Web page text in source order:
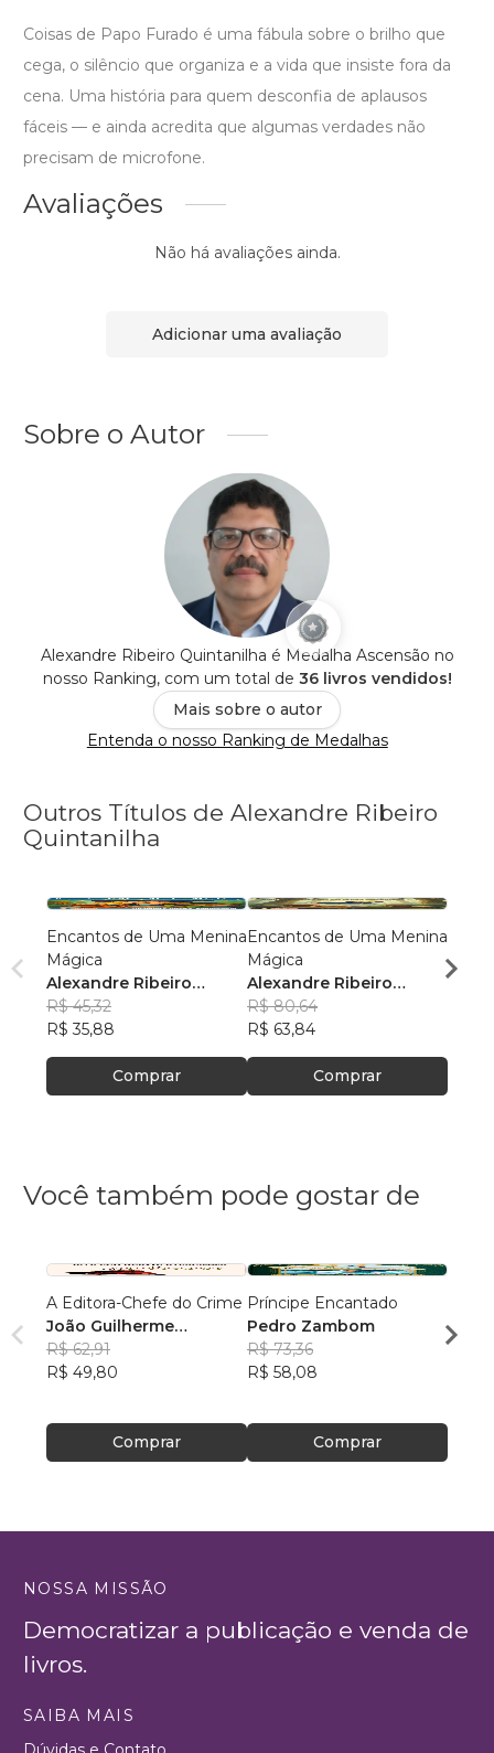
Coisas de Papo Furado é uma fábula sobre o brilho que
cega, o silêncio que organiza e a vida que insiste fora da
cena. Uma história para quem desconfia de aplausos
fáceis — e ainda acredita que algumas verdades não
precisam de microfone.
Avaliações
Não há avaliações ainda.
Adicionar uma avaliação
Sobre o Autor
Alexandre Ribeiro Quintanilha é Medalha Ascensão no
nosso Ranking, com um total de 36 livros vendidos!
Mais sobre o autor
Entenda o nosso Ranking de Medalhas
Outros Títulos de Alexandre Ribeiro
Quintanilha
Encantos de Uma Menina
Mágica
Alexandre Ribeiro
Quintanilha
R$ 45,32
R$ 35,88
Comprar
Encantos de Uma Menina
Mágica
Alexandre Ribeiro
Quintanilha
R$ 80,64
R$ 63,84
Comprar
do
Você também pode gostar de
A Editora-Chefe do Crime
João Guilherme
Pasquotto
R$ 62,91
R$ 49,80
Comprar
Príncipe Encantado
Pedro Zambom
R$ 73,36
R$ 58,08
Comprar
R$
NOSSA MISSÃO
Democratizar a publicação e venda de
livros.
SAIBA MAIS